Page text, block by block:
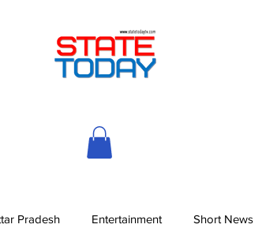
Pradesh Entertainment Short News